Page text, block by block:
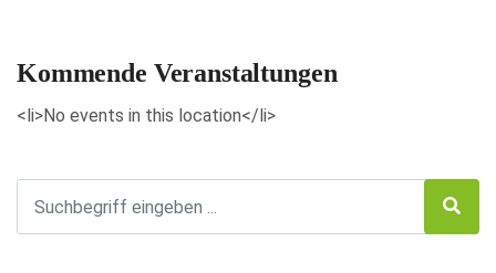
Kommende Veranstaltungen
<li>No events in this location</li>